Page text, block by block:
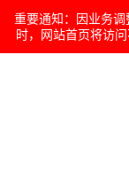
重要通知：因业务
时，网站首页将访